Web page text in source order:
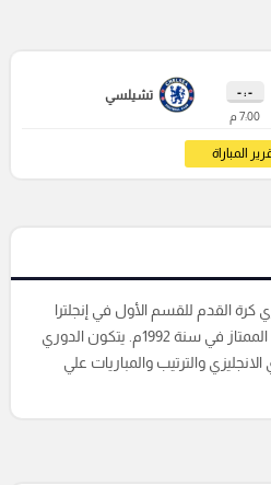
- : -
7:00 م
تشيلسي
المباراة
كرة القدم للقسم الأول في إنجلترا
وقد تم استخدام مسمى الدوري الممتاز في سنة 1992م. يتكون الدوري
الانجليزي والترتيب والمباريات علي